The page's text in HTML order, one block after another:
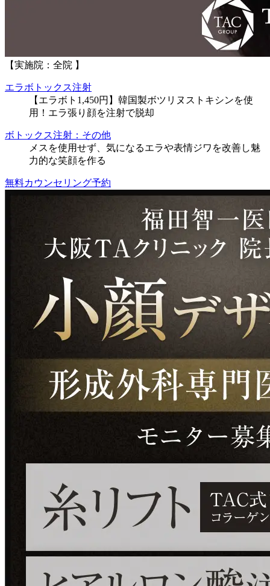
【実施院：全院 】
エラボトックス注射
【エラボト1,450円】韓国製ボツリヌストキシンを使
用！エラ張り顔を注射で脱却
ボトックス注射：その他
メスを使用せず、気になるエラや表情ジワを改善し魅
力的な笑顔を作る
無料カウンセリング予約